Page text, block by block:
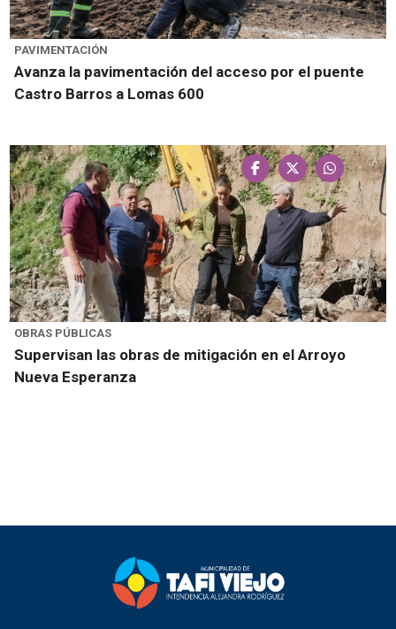
PAVIMENTACIÓN
Avanza la pavimentación del acceso por el puente
Castro Barros a Lomas 600
OBRAS PÚBLICAS
Supervisan las obras de mitigación en el Arroyo
Nueva Esperanza